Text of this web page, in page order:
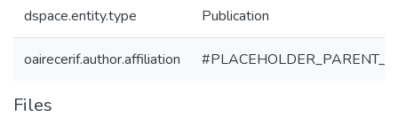
dspace.entity.type Publication
oairecerif.author.affiliation
Files